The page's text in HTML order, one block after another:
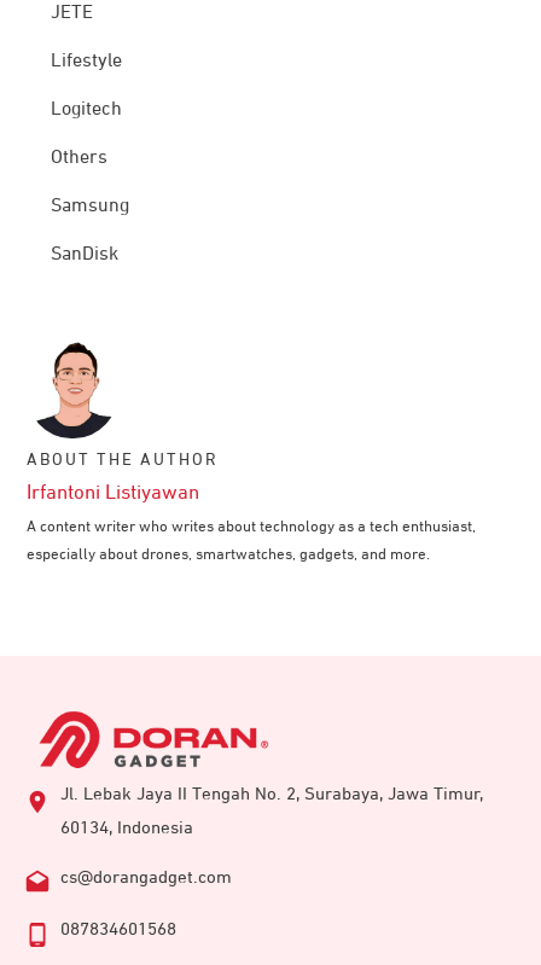
JETE
Lifestyle
Logitech
Others
Samsung
SanDisk
ABOUT THE AUTHOR
Irfantoni Listiyawan
A content writer who writes about technology as a tech enthusiast,
especially about drones, smartwatches, gadgets, and more.
Jl. Lebak Jaya II Tengah No. 2, Surabaya, Jawa Timur,
60134, Indonesia
cs@dorangadget.com
087834601568